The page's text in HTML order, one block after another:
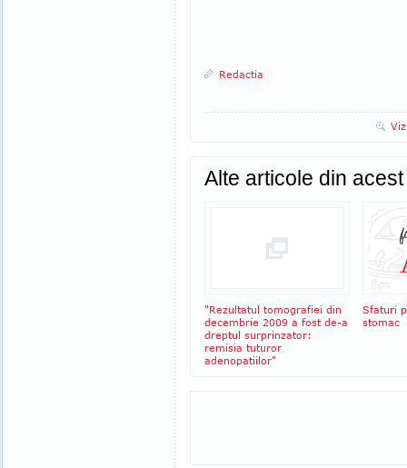
Redactia
Alte articole din
"Rezultatul tomografiei din
decembrie 2009 a fost de-a
dreptul surprinzator:
remisia tuturor
adenopatiilor"
Sfaturi
stomac